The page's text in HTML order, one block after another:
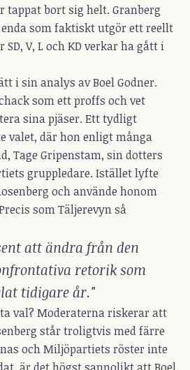
tappat bort sig helt. Granberg
som faktiskt utgör ett reellt
V, L och KD verkar ha gått i
i sin analys av Boel Godner.
som ett proffs och vet
sina pjäser. Ett tydligt
valet, där hon enligt många
Tage Gripenstam, sin dotters
gruppledare. Istället lyfte
och använde honom
som Täljerevyn så
att ändra från den
retorik som
tidigare år."
val? Moderaterna riskerar att
står troligtvis med färre
och Miljöpartiets röster inte
är det högst sannolikt att Boel